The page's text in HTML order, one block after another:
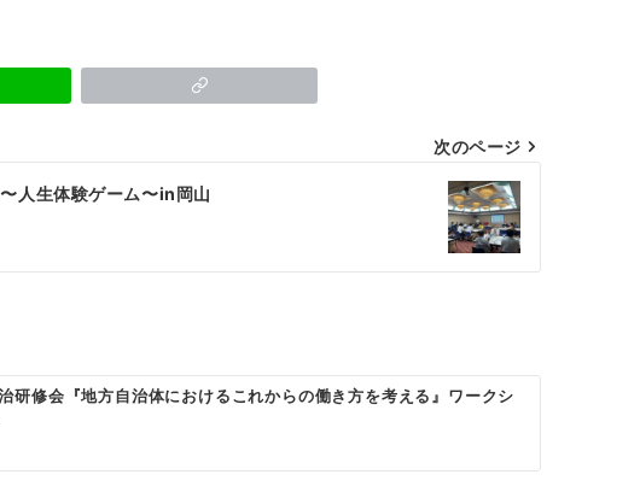
次のページ
人生体験ゲーム〜in岡山
研修会『地方自治体におけるこれからの働き方を考える』ワークシ